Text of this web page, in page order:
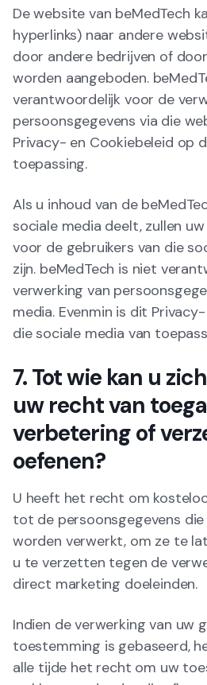
De website van beMedTech
hyperlinks) naar andere
door andere bedrijven of
worden aangeboden.
verantwoordelijk voor de
persoonsgegevens via die
Privacy- en Cookiebeleid op
toepassing.
Als u inhoud van de
sociale media deelt, zullen
voor de gebruikers van die
zijn. beMedTech is niet
verwerking van
media. Evenmin is dit
die sociale media van
7. Tot wie kan u
uw recht van
verbetering of
oefenen?
U heeft het recht om
tot de persoonsgegevens
worden verwerkt, om ze te
u te verzetten tegen de
direct marketing doeleinden.
Indien de verwerking van uw
toestemming is gebaseerd,
alle tijde het recht om uw